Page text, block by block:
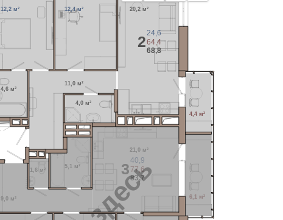
12,2 м² 12,4 м² 20,2 м²
11,0 м²
21,0 м²
4,0 м²
6,1 м²
4,4 м²
4,6 м²
5,1 м²
9,0 м²
1,6 м²
2
24,6
64,4
68,8
3
40,9
77,6
83,7